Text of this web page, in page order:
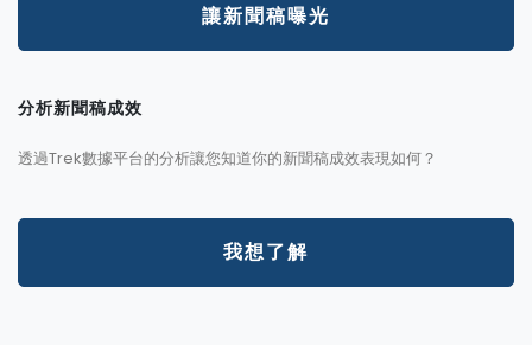
讓新聞稿曝光
分析新聞稿成效
透過Trek數據平台的分析讓您知道你的新聞稿成效表現如何？
我想了解